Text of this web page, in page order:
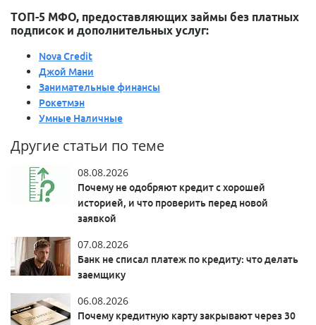
ТОП-5 МФО, предоставляющих займы без платных
подписок и дополнительных услуг:
Nova Credit
Джой Мани
Занимательные финансы
Рокетмэн
Умные Наличные
Другие статьи по теме
08.08.2026
Почему не одобряют кредит с хорошей
историей, и что проверить перед новой
заявкой
07.08.2026
Банк не списал платеж по кредиту: что делать
заемщику
06.08.2026
Почему кредитную карту закрывают через 30